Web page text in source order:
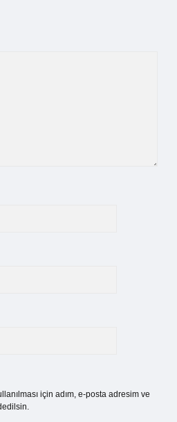
için adım, e-posta adresim ve